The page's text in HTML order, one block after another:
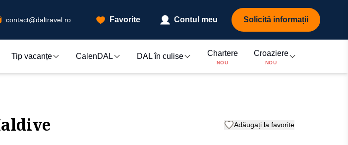
contact@daltravel.ro Favorite Contul meu Solicită informații
Tip vacanțe CalenDAL DAL în culise Chartere
NOU
Croaziere
NOU
Adăugați la favorite